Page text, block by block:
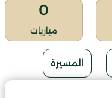
0
مباريات
المسيرة